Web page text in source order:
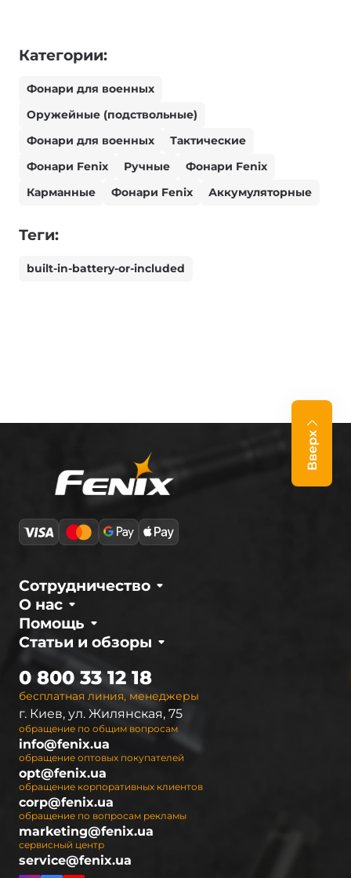
Категории:
Фонари для военных
Оружейные (подствольные)
Фонари для военных
Тактические
Фонари Fenix
Ручные
Фонари Fenix
Карманные
Фонари Fenix Аккумуляторные
Теги:
built-in-battery-or-included
Вверх
О нас
Сотрудничество
Статьи и обзоры
Помощь
бесплатная линия, менеджеры
0 800 33 12 18
г. Киев, ул. Жилянская, 75
обращение по общим вопросам
info@fenix.ua
обращение оптовых покупателей
opt@fenix.ua
обращение корпоративных клиентов
corp@fenix.ua
обращение по вопросам рекламы
marketing@fenix.ua
сервисный центр
service@fenix.ua